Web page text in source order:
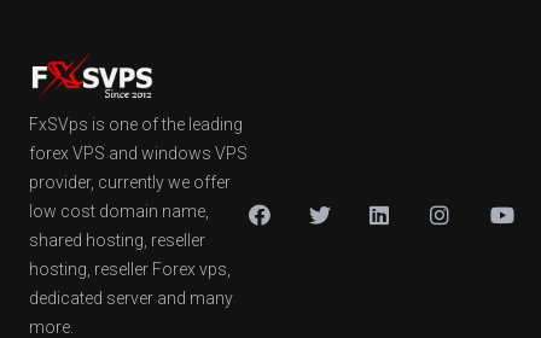
FxSVps is one of the leading
forex VPS and windows VPS
provider, currently we offer
low cost domain name,
shared hosting, reseller
hosting, reseller Forex vps,
dedicated server and many
more.